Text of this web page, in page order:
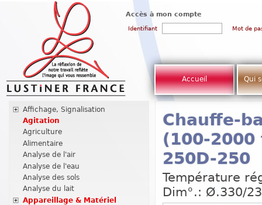
Accès à mon compte
Identifiant Mot de
Accueil Qui
Affichage, Signalisation
Agitation
Agriculture
Alimentaire
Analyse de l'air
Analyse de l'eau
Analyse des sols
Analyse du lait
Appareillage & Matériel
Chauffe-
(100-2000
250D-250
Température
Dim°.: Ø.330/